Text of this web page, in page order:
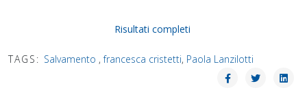
Risultati completi
TAGS: Salvamento ,francesca cristetti, Paola Lanzilotti